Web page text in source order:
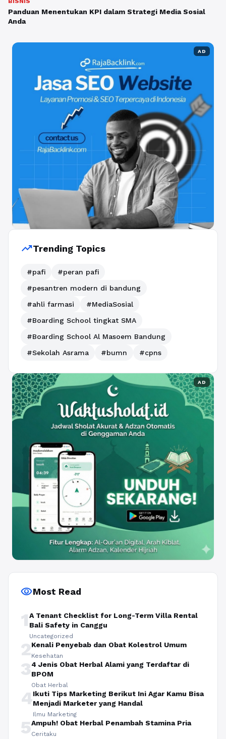
Panduan Menentukan KPI dalam Strategi Media Sosial
Anda
AD
trending_upTrending Topics
#pafi
#peran pafi
#pesantren modern di bandung
#ahli farmasi
#MediaSosial
#Boarding School tingkat SMA
#Boarding School Al Masoem Bandung
#Sekolah Asrama
#bumn #cpns
AD
visibilityMost Read
1A Tenant Checklist for Long-Term Villa Rental
Bali Safety in Canggu
Uncategorized
2Kenali Penyebab dan Obat Kolestrol Umum
Kesehatan
34 Jenis Obat Herbal Alami yang Terdaftar di
BPOM
Obat Herbal
4Ikuti Tips Marketing Berikut Ini Agar Kamu Bisa
Menjadi Marketer yang Handal
Ilmu Marketing
5Ampuh! Obat Herbal Penambah Stamina Pria
Ceritaku